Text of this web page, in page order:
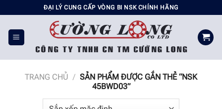
đến
nội
dung
ĐẠI LÝ CUNG CẤP VÒNG BI NSK CHÍNH HÃNG
TRANG CHỦ / SẢN PHẨM ĐƯỢC GẮN THẺ “NSK
45BWD03”